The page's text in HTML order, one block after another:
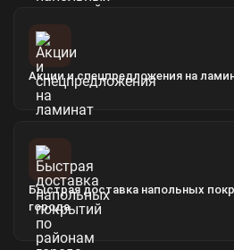
Акции и спецпредложения на
Быстрая доставка напольных
города